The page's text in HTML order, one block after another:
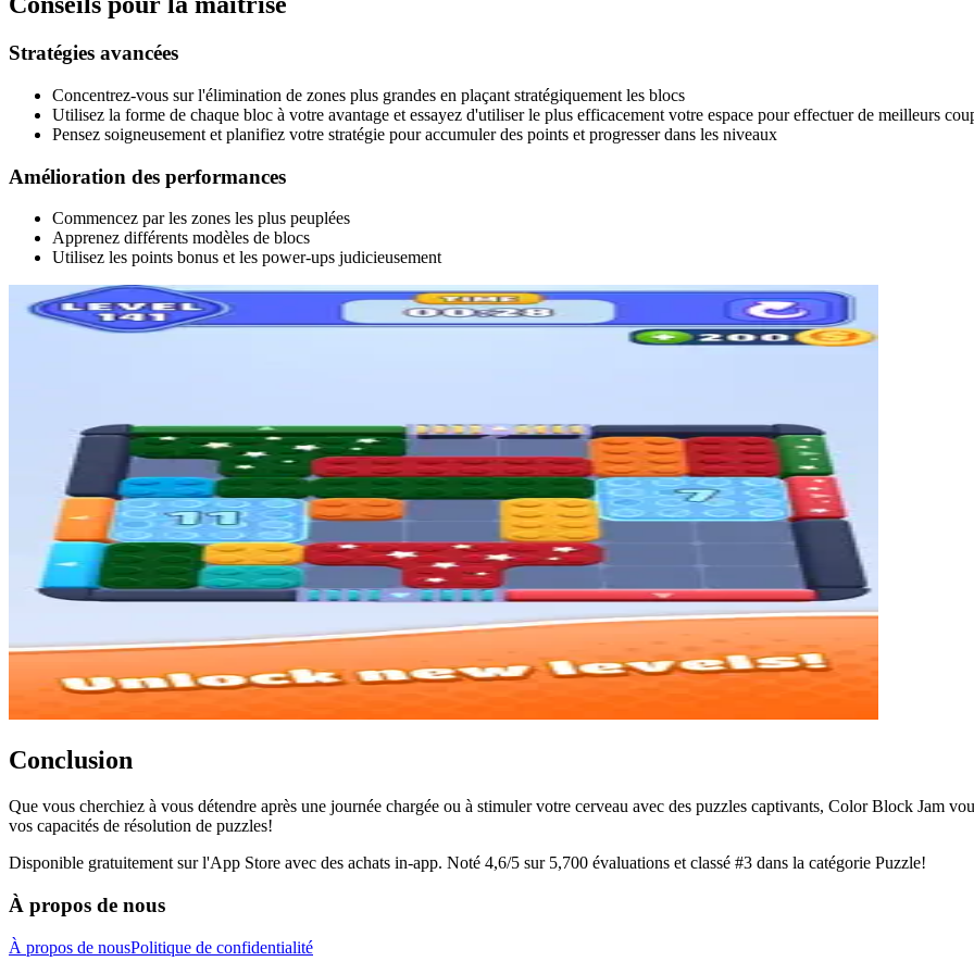
Stratégies avancées
Concentrez-vous sur l'élimination de zones plus grandes en plaçant stratégiquement les blocs
Utilisez la forme de chaque bloc à votre avantage et essayez d'utiliser le plus efficacement votre espace pour effectuer de meilleurs
Pensez soigneusement et planifiez votre stratégie pour accumuler des points et progresser dans les niveaux
Amélioration des performances
Commencez par les zones les plus peuplées
Apprenez différents modèles de blocs
Utilisez les points bonus et les power-ups judicieusement
Conclusion
Que vous cherchiez à vous détendre après une journée chargée ou à stimuler votre cerveau avec des puzzles captivants, Color Block Jam
vos capacités de résolution de puzzles!
Disponible gratuitement sur l'App Store avec des achats in-app. Noté 4,6/5 sur 5,700 évaluations et classé #3 dans la catégorie Puzzle!
À propos de nous
À propos de nousPolitique de confidentialité